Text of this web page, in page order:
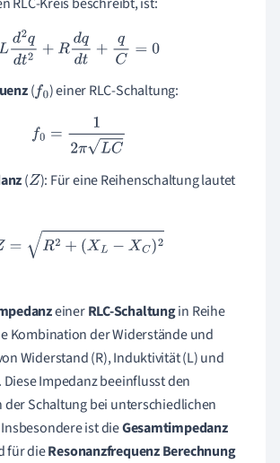
Ld2 d 2+Rdq dt qC
(f0) einer RLC-Schaltung:
f0 =12πLC
(Z): Für eine Reihenschaltung lautet
Z=R2 +(XL−XC )2
einerRLC-Schaltungin Reihe
Kombination der Widerstände und
Widerstand (R), Induktivität (L) und
Diese Impedanz beeinflusst den
der Schaltung bei unterschiedlichen
ist dieGesamtimpedanz
für dieResonanzfrequenz Berechnung